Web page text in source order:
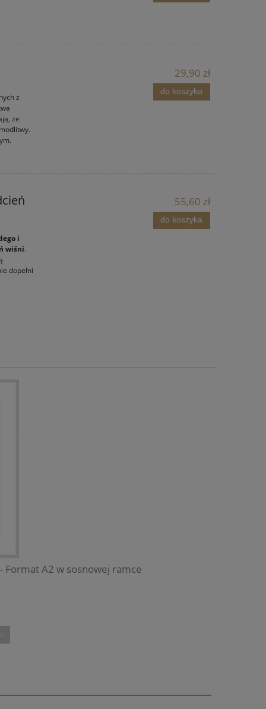
z
że
29,90 zł
do koszyka
i
wiśni.
dopełni
55,60 zł
do koszyka
Format A2 w sosnowej ramce